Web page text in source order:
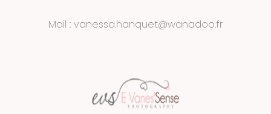
Mail : vanessa.hanquet@wanadoo.fr